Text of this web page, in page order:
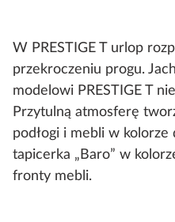
W PRESTIGE T urlop
przekroczeniu progu.
modelowi PRESTIGE T
Przytulną atmosferę
podłogi i mebli w kolorze
tapicerka „Baro” w
fronty mebli.